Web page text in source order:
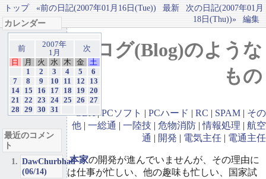
トップ «前の日記(2007年01月16日(Tue)) 最新
次の日記(2007年01月
18日(Thu))»
編集
ブログ(Blog)のような
もの
GBA|PCソフト | PCハード | RC | SPAM | その
他 | 一総通 | 一陸技 | 危物消防 |情報処理 | 航空
通 | 開発 | 電気主任 | 電通主任
本家の開発が進んでいませんが、その理由に
は仕事が忙しい、他の趣味も忙しい、国家試
カレンダー
前
2007年
1月
次
日
月 火 水 木 金
土
1
2 3 4 5
6
7
8 9 10 11 12
13
14
15 16 17 18 19
20
21
22 23 24 25 26
27
28
29 30 31
最近のコメン
ト
DawChurbhab
(06/14)